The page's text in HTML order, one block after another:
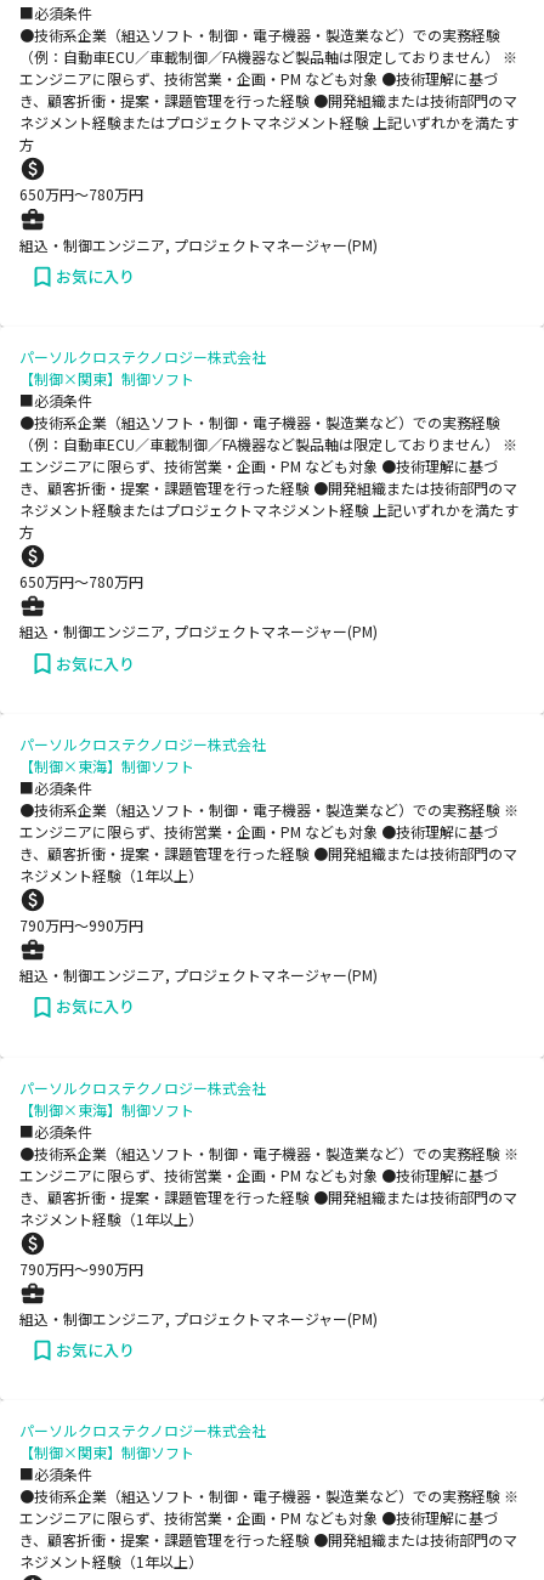
■必須条件
●技術系企業（組込ソフト・制御・電子機器・製造業など）での実務経験
（例：自動車ECU／車載制御／FA機器など製品軸は限定しておりません） ※
エンジニアに限らず、技術営業・企画・PM なども対象 ●技術理解に基づ
き、顧客折衝・提案・課題管理を行った経験 ●開発組織または技術部門のマ
ネジメント経験またはプロジェクトマネジメント経験 上記いずれかを満たす
方
650万円〜780万円
組込・制御エンジニア, プロジェクトマネージャー(PM)
お気に入り
パーソルクロステクノロジー株式会社
【制御×関東】制御ソフト
■必須条件
●技術系企業（組込ソフト・制御・電子機器・製造業など）での実務経験
（例：自動車ECU／車載制御／FA機器など製品軸は限定しておりません） ※
エンジニアに限らず、技術営業・企画・PM なども対象 ●技術理解に基づ
き、顧客折衝・提案・課題管理を行った経験 ●開発組織または技術部門のマ
ネジメント経験またはプロジェクトマネジメント経験 上記いずれかを満たす
方
650万円〜780万円
組込・制御エンジニア, プロジェクトマネージャー(PM)
お気に入り
パーソルクロステクノロジー株式会社
【制御×東海】制御ソフト
■必須条件
●技術系企業（組込ソフト・制御・電子機器・製造業など）での実務経験 ※
エンジニアに限らず、技術営業・企画・PM なども対象 ●技術理解に基づ
き、顧客折衝・提案・課題管理を行った経験 ●開発組織または技術部門のマ
ネジメント経験（1年以上）
790万円〜990万円
組込・制御エンジニア, プロジェクトマネージャー(PM)
お気に入り
パーソルクロステクノロジー株式会社
【制御×東海】制御ソフト
■必須条件
●技術系企業（組込ソフト・制御・電子機器・製造業など）での実務経験 ※
エンジニアに限らず、技術営業・企画・PM なども対象 ●技術理解に基づ
き、顧客折衝・提案・課題管理を行った経験 ●開発組織または技術部門のマ
ネジメント経験（1年以上）
790万円〜990万円
組込・制御エンジニア, プロジェクトマネージャー(PM)
お気に入り
パーソルクロステクノロジー株式会社
【制御×関東】制御ソフト
■必須条件
●技術系企業（組込ソフト・制御・電子機器・製造業など）での実務経験 ※
エンジニアに限らず、技術営業・企画・PM なども対象 ●技術理解に基づ
き、顧客折衝・提案・課題管理を行った経験 ●開発組織または技術部門のマ
ネジメント経験（1年以上）